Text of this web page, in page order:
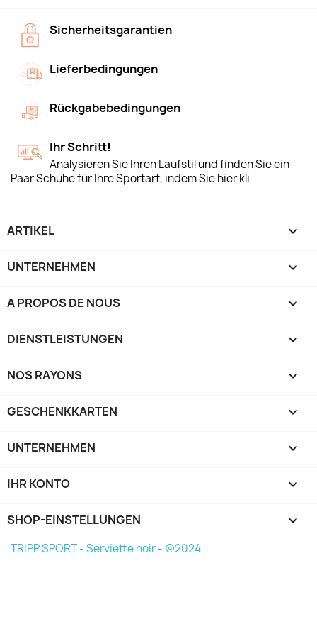
Sicherheitsgarantien
Lieferbedingungen
Rückgabebedingungen
Ihr Schritt!
Analysieren Sie Ihren Laufstil und finden Sie ein
Paar Schuhe für Ihre Sportart, indem Sie hier kli
ARTIKEL 
UNTERNEHMEN 
A PROPOS DE NOUS 
DIENSTLEISTUNGEN 
NOS RAYONS 
GESCHENKKARTEN 
UNTERNEHMEN 
IHR KONTO 
SHOP-EINSTELLUNGEN keyboard_arrow_down
TRIPP SPORT - Serviette noir - @2024